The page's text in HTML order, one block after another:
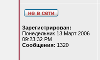
Зарегистрирован:
Понедельник 13 Март 2006
09:23:32 PM
Сообщения: 1320